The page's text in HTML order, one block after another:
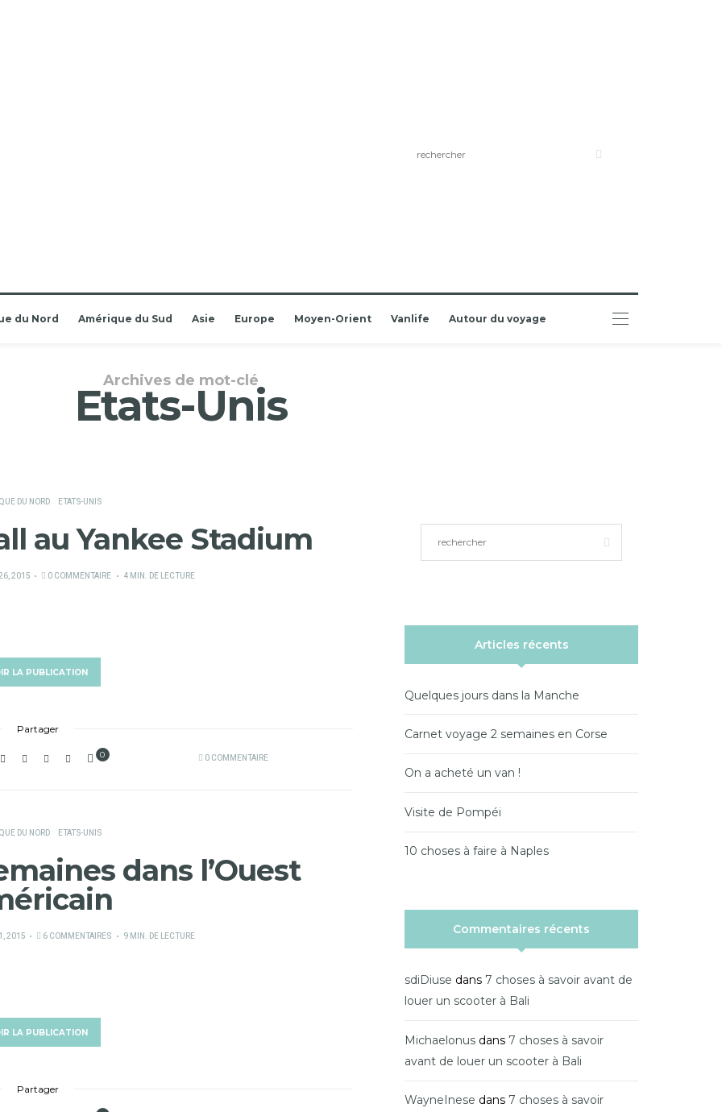
du Nord Amérique du Sud Asie Europe Moyen-Orient Vanlife Autour du voyage
Archives de mot-clé
Etats-Unis
DU NORD ETATS-UNIS
au Yankee Stadium
2015 0 COMMENTAIRE 4 MIN. DE LECTURE
LA PUBLICATION
Partager
0 0 COMMENTAIRE
DU NORD ETATS-UNIS
dans l’Ouest
2015 6 COMMENTAIRES 9 MIN. DE LECTURE
LA PUBLICATION
Partager
Articles récents
Quelques jours dans la Manche
Carnet voyage 2 semaines en Corse
On a acheté un van !
Visite de Pompéi
10 choses à faire à Naples
Commentaires récents
sdiDiuse dans 7 choses à savoir avant de
louer un scooter à Bali
Michaelonus dans 7 choses à savoir
avant de louer un scooter à Bali
WayneInese dans 7 choses à savoir